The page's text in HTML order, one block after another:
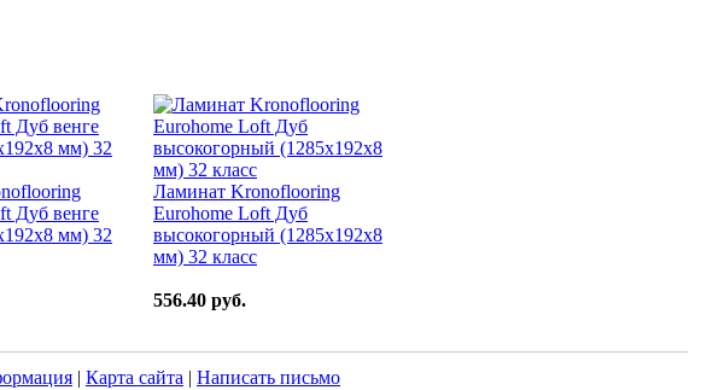
Дуб венге
мм) 32
Ламинат Kronoflooring
Eurohome Loft Дуб
высокогорный (1285x192x8
мм) 32 класс
556.40 руб.
| Карта сайта | Написать письмо